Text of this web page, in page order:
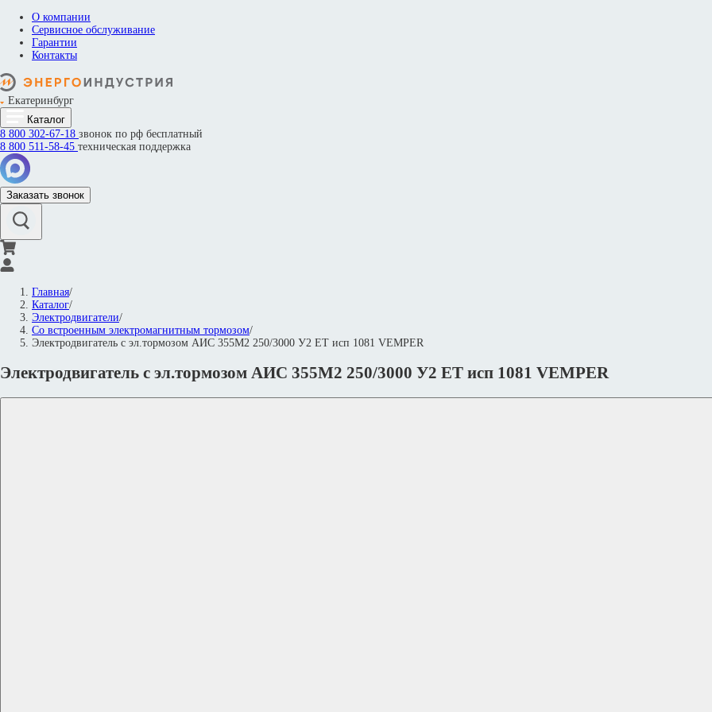
О компании
Сервисное обслуживание
Гарантии
Контакты
Екатеринбург
Каталог
8 800 302-67-18 звонок по рф бесплатный
8 800 511-58-45 техническая поддержка
Заказать звонок
Главная/
Каталог/
Электродвигатели/
Со встроенным электромагнитным тормозом/
Электродвигатель с эл.тормозом AИC 355M2 250/3000 У2 ET исп 1081 VEMPER
Электродвигатель с эл.тормозом AИC 355M2 250/3000 У2 ET исп 1081 VEMPER